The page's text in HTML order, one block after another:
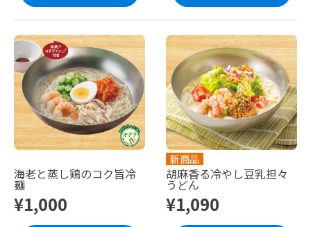
海老と蒸し鶏のコク旨冷
麺
¥1,000
新商品
胡麻香る冷やし豆乳担々
うどん
¥1,090